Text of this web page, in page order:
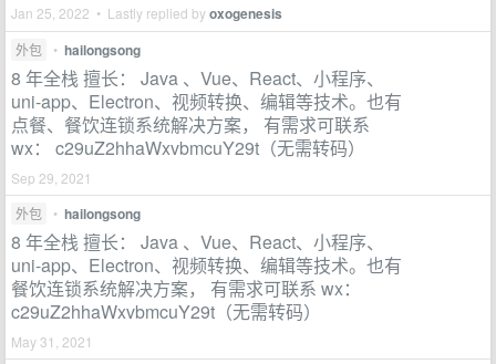
Jan 25, 2022 • Lastly replied byoxogenesis
外包 • hailongsong
8 年全栈 擅长： Java 、Vue、React、小程序、
uni-app、Electron、视频转换、编辑等技术。也有
点餐、餐饮连锁系统解决方案， 有需求可联系
wx： c29uZ2hhaWxvbmcuY29t（无需转码）
Sep 29, 2021
外包
• hailongsong
8 年全栈 擅长： Java 、Vue、React、小程序、
uni-app、Electron、视频转换、编辑等技术。也有
餐饮连锁系统解决方案， 有需求可联系 wx：
c29uZ2hhaWxvbmcuY29t（无需转码）
May 31, 2021